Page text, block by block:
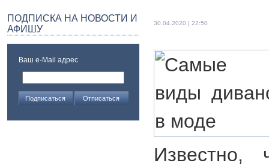
ПОДПИСКА НА НОВОСТИ И
АФИШУ
Ваш e-Mail адрес
30.04.2020 | 22:50
Известно,